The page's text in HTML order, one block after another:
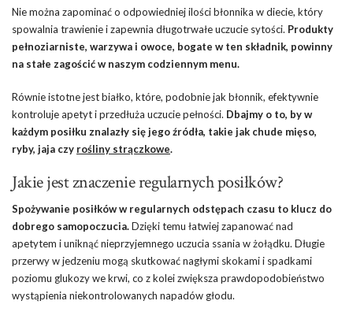
Nie można zapominać o odpowiedniej ilości błonnika w diecie, który
spowalnia trawienie i zapewnia długotrwałe uczucie sytości. Produkty
pełnoziarniste, warzywa i owoce, bogate w ten składnik, powinny
na stałe zagościć w naszym codziennym menu.
Równie istotne jest białko, które, podobnie jak błonnik, efektywnie
kontroluje apetyt i przedłuża uczucie pełności. Dbajmy o to, by w
każdym posiłku znalazły się jego źródła, takie jak chude mięso,
ryby, jaja czy rośliny strączkowe.
Jakie jest znaczenie regularnych posiłków?
Spożywanie posiłków w regularnych odstępach czasu to klucz do
dobrego samopoczucia.Dzięki temu łatwiej zapanować nad
apetytem i uniknąć nieprzyjemnego uczucia ssania w żołądku. Długie
przerwy w jedzeniu mogą skutkować nagłymi skokami i spadkami
poziomu glukozy we krwi, co z kolei zwiększa prawdopodobieństwo
wystąpienia niekontrolowanych napadów głodu.